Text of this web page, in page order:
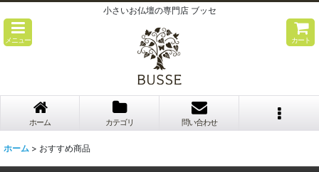
小さいお仏壇の専門店 ブッセ
メニュー カート
ホーム カテゴリ 問い合わせ
ホーム > おすすめ商品